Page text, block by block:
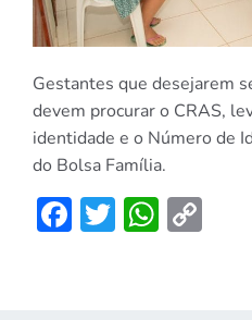
Gestantes que desejarem
devem procurar o CRAS,
identidade e o Número de
do Bolsa Família.
Facebook
Twitter